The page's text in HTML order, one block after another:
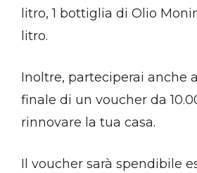
litro, 1 bottiglia di Olio
litro.
Inoltre, parteciperai anche
finale di un voucher da
rinnovare la tua casa.
Il voucher sarà spendibile